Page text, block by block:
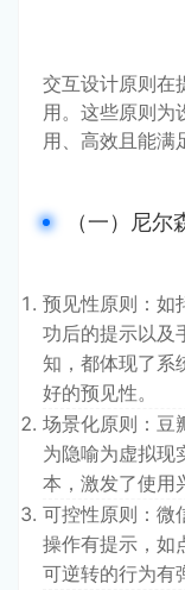
交互设计原则在
用。这些原则为
用、高效且能满
（一）尼
预见性原则：如
功后的提示以及
知，都体现了系
好的预见性。
场景化原则：豆
为隐喻为虚拟现
本，激发了使用
可控性原则：微
操作有提示，如
可逆转的行为有